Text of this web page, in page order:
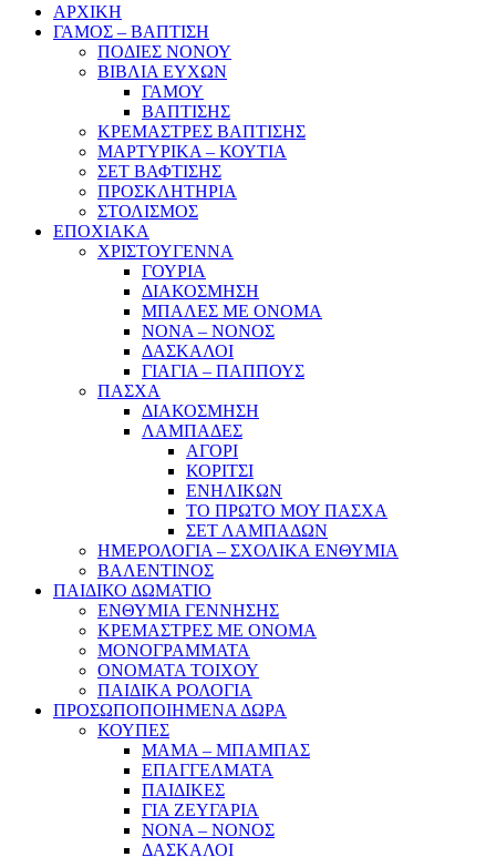
ΑΡΧΙΚΗ
ΓΑΜΟΣ – ΒΑΠΤΙΣΗ
ΠΟΔΙΕΣ ΝΟΝΟΥ
ΒΙΒΛΙΑ ΕΥΧΩΝ
ΓΑΜΟΥ
ΒΑΠΤΙΣΗΣ
ΚΡΕΜΑΣΤΡΕΣ ΒΑΠΤΙΣΗΣ
ΜΑΡΤΥΡΙΚΑ – ΚΟΥΤΙΑ
ΣΕΤ ΒΑΦΤΙΣΗΣ
ΠΡΟΣΚΛΗΤΗΡΙΑ
ΣΤΟΛΙΣΜΟΣ
ΕΠΟΧΙΑΚΑ
ΧΡΙΣΤΟΥΓΕΝΝΑ
ΓΟΥΡΙΑ
ΔΙΑΚΟΣΜΗΣΗ
ΜΠΑΛΕΣ ΜΕ ΟΝΟΜΑ
ΝΟΝΑ – ΝΟΝΟΣ
ΔΑΣΚΑΛΟΙ
ΓΙΑΓΙΑ – ΠΑΠΠΟΥΣ
ΠΑΣΧΑ
ΔΙΑΚΟΣΜΗΣΗ
ΛΑΜΠΑΔΕΣ
ΑΓΟΡΙ
ΚΟΡΙΤΣΙ
ΕΝΗΛΙΚΩΝ
ΤΟ ΠΡΩΤΟ ΜΟΥ ΠΑΣΧΑ
ΣΕΤ ΛΑΜΠΑΔΩΝ
ΗΜΕΡΟΛΟΓΙΑ – ΣΧΟΛΙΚΑ ΕΝΘΥΜΙΑ
ΒΑΛΕΝΤΙΝΟΣ
ΠΑΙΔΙΚΟ ΔΩΜΑΤΙΟ
ΕΝΘΥΜΙΑ ΓΕΝΝΗΣΗΣ
ΚΡΕΜΑΣΤΡΕΣ ΜΕ ΟΝΟΜΑ
ΜΟΝΟΓΡΑΜΜΑΤΑ
ΟΝΟΜΑΤΑ ΤΟΙΧΟΥ
ΠΑΙΔΙΚΑ ΡΟΛΟΓΙΑ
ΠΡΟΣΩΠΟΠΟΙΗΜΕΝΑ ΔΩΡΑ
ΚΟΥΠΕΣ
ΜΑΜΑ – ΜΠΑΜΠΑΣ
ΕΠΑΓΓΕΛΜΑΤΑ
ΠΑΙΔΙΚΕΣ
ΓΙΑ ΖΕΥΓΑΡΙΑ
ΝΟΝΑ – ΝΟΝΟΣ
ΔΑΣΚΑΛΟΙ